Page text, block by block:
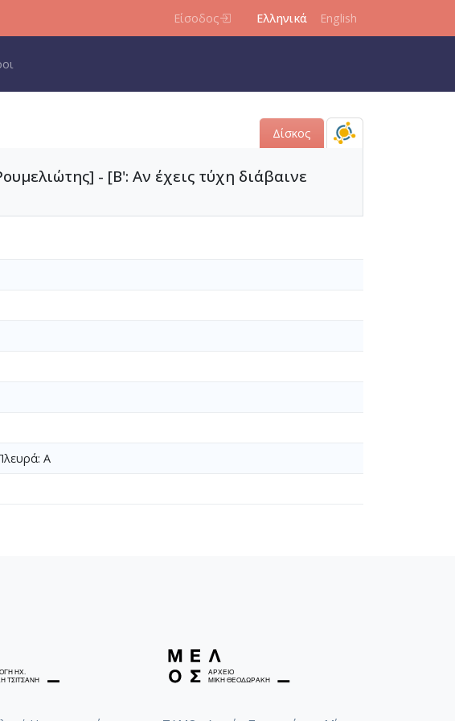
Είσοδος Ελληνικά English
Δίσκος
- [Β': Αν έχεις τύχη διάβαινε
Α